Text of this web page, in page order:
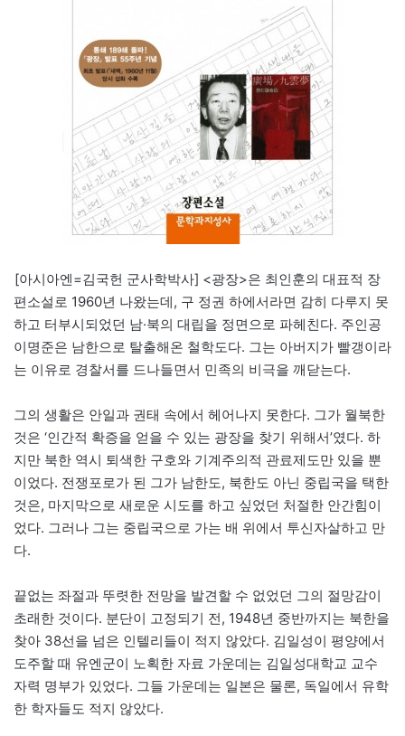
[아시아엔=김국헌 군사학박사] <광장>은 최인훈의 대표적 장
편소설로 1960년 나왔는데, 구 정권 하에서라면 감히 다루지 못
하고 터부시되었던 남·북의 대립을 정면으로 파헤친다. 주인공
이명준은 남한으로 탈출해온 철학도다. 그는 아버지가 빨갱이라
는 이유로 경찰서를 드나들면서 민족의 비극을 깨닫는다.
그의 생활은 안일과 권태 속에서 헤어나지 못한다. 그가 월북한
것은 ‘인간적 확증을 얻을 수 있는 광장을 찾기 위해서’였다. 하
지만 북한 역시 퇴색한 구호와 기계주의적 관료제도만 있을 뿐
이었다. 전쟁포로가 된 그가 남한도, 북한도 아닌 중립국을 택한
것은, 마지막으로 새로운 시도를 하고 싶었던 처절한 안간힘이
었다. 그러나 그는 중립국으로 가는 배 위에서 투신자살하고 만
다.
끝없는 좌절과 뚜렷한 전망을 발견할 수 없었던 그의 절망감이
초래한 것이다. 분단이 고정되기 전, 1948년 중반까지는 북한을
찾아 38선을 넘은 인텔리들이 적지 않았다. 김일성이 평양에서
도주할 때 유엔군이 노획한 자료 가운데는 김일성대학교 교수
자력 명부가 있었다. 그들 가운데는 일본은 물론, 독일에서 유학
한 학자들도 적지 않았다.